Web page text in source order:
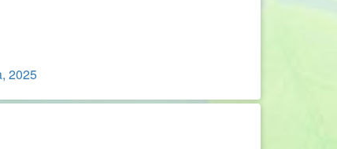
2025